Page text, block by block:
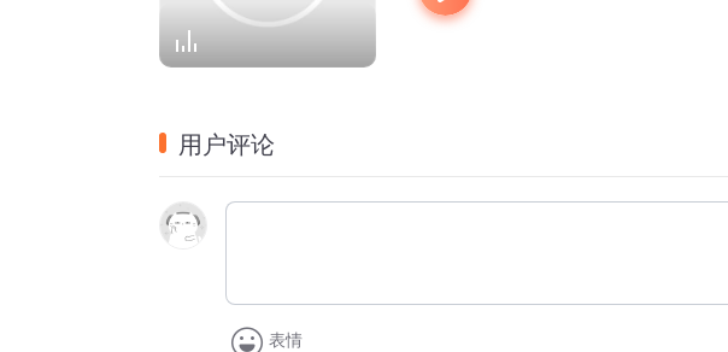
用户评论
表情